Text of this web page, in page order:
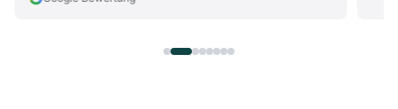
kundenorientiert. Vielen Dank nochmals und auf